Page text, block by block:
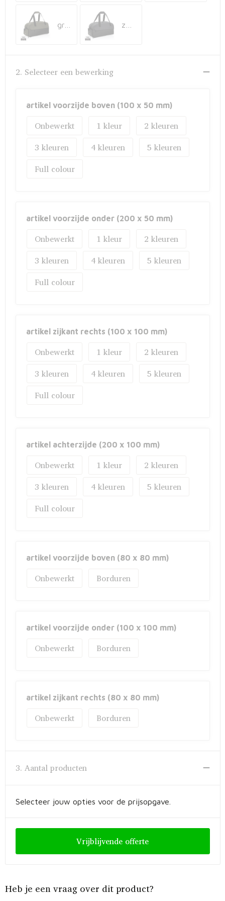
Opbergtassen
Golftassen
Opvouwbare tassen
Waterbestendige tassen
Promotietassen
Goodiebags
Trolleys
groen
2. Selecteer een bewerking
artikel voorzijde boven (100 x 50 mm)
Onbewerkt 1
2
3
4
5
Full colour
artikel voorzijde onder (200 x 50 mm)
Onbewerkt 1
2
3
4
5
Full colour
artikel zijkant rechts (100 x 100 mm)
Onbewerkt 1
2
3
4
5
Full colour
artikel achterzijde (200 x 100 mm)
Onbewerkt 1
2
3
4
5
Full colour
artikel voorzijde boven (80 x 80 mm)
Onbewerkt Borduren
artikel voorzijde onder (100 x 100 mm)
Onbewerkt Borduren
artikel zijkant rechts (80 x 80 mm)
Onbewerkt Borduren
3. Aantal producten
Selecteer jouw opties voor de prijsopgave.
Vrijblijvende offerte
Heb je een vraag over dit product?